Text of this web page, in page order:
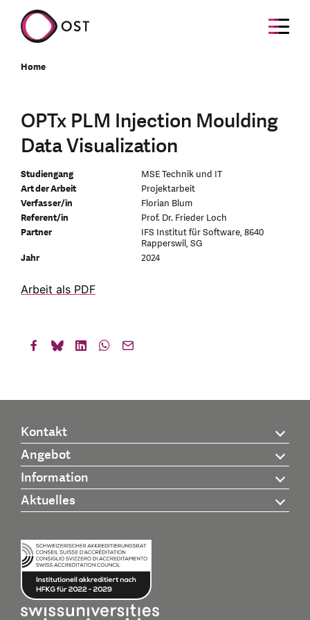
Home
OPTx PLM Injection Moulding
Data Visualization
Studiengang
MSE Technik und IT
Art der Arbeit
Projektarbeit
Verfasser/in
Florian Blum
Referent/in
Prof. Dr. Frieder Loch
Partner
IFS Institut für Software, 8640
Rapperswil, SG
Jahr
2024
Arbeit als PDF
Kontakt
Angebot
Information
Aktuelles